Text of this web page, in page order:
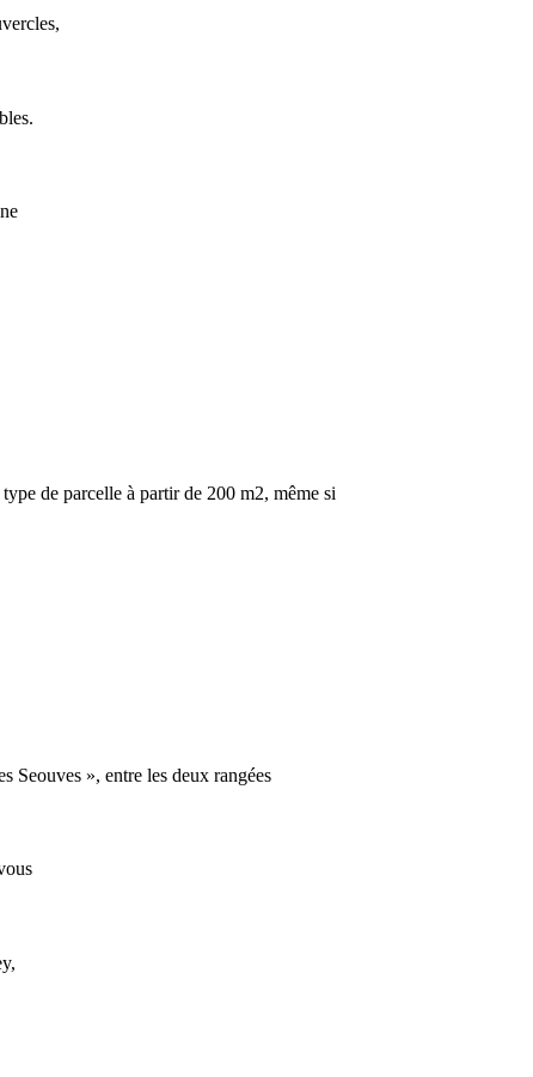
de parcelle à partir de 200 m2, même si
Seouves », entre les deux rangées